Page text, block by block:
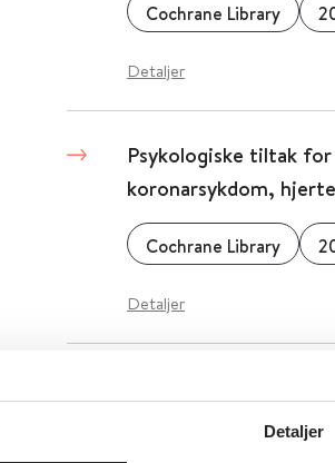
Detaljer
Cochrane Library
Detaljer
Psykologiske tiltak
koronarsykdom,
Cochrane Library
Detaljer